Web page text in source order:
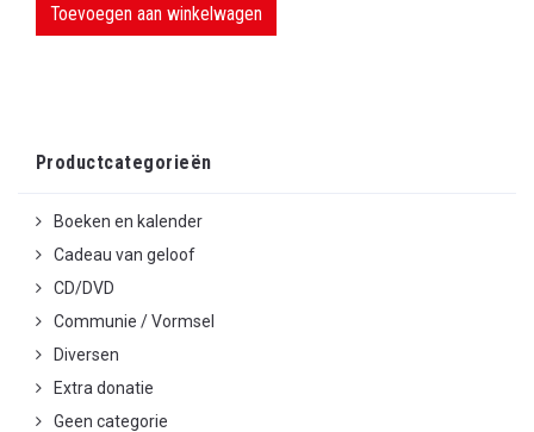
Toevoegen aan winkelwagen
Productcategorieën
Boeken en kalender
Cadeau van geloof
CD/DVD
Communie / Vormsel
Diversen
Extra donatie
Geen categorie